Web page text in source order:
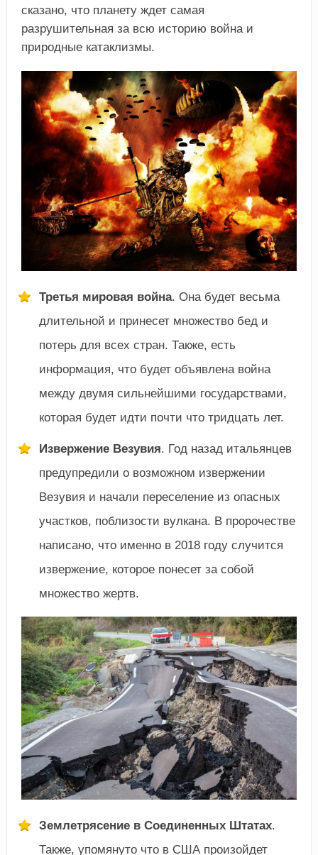
сказано, что планету ждет самая
разрушительная за всю историю война и
природные катаклизмы.
Третья мировая война. Она будет весьма
длительной и принесет множество бед и
потерь для всех стран. Также, есть
информация, что будет объявлена война
между двумя сильнейшими государствами,
которая будет идти почти что тридцать лет.
Извержение Везувия. Год назад итальянцев
предупредили о возможном извержении
Везувия и начали переселение из опасных
участков, поблизости вулкана. В пророчестве
написано, что именно в 2018 году случится
извержение, которое понесет за собой
множество жертв.
Землетрясение в Соединенных Штатах.
Также, упомянуто что в США произойдет